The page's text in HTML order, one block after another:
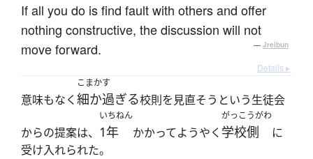
If all you do is find fault with others and offer
nothing constructive, the discussion will not
move forward.
— Jreibun
Details ▸
意味もなく
こまかす
細か過ぎる校則を見直そうという生徒会
からの提案は、
いちねん
1年 かかってようやく
がっこうがわ
学校側
に
受け入れられた。